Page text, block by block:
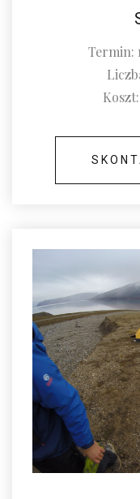
Termin: